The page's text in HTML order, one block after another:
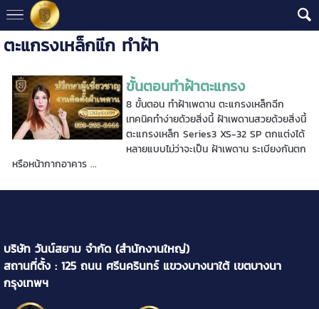
ตะแกรงเหล็กแีก ทำฝ้า
ขั้นตอนทำฝ้าตะแกรง
8 ขั้นตอน ทำฝ้าเพดาน ตะแกรงเหล็กฉีก
เทคนิคทำง่ายด้วยสิ่งนี้ ฝ้าเพดานสวยด้วยสิ่งนี้
ตะแกรงเหล็ก Series3 XS-32 SP ตกแต่งได้
หลายแบบไม่ว่าจะเป็น ฝ้าเพดาน ระเบียงกันตก
หรือหน้ากากอาคาร ...
บริษัท วันน์สยาม จำกัด (สำนักงานใหญ่)
สถานที่ตั้ง : 125 ถนน ศรีนครินทร์ แขวงบางนาใต้ เขตบางนา
กรุงเทพฯ